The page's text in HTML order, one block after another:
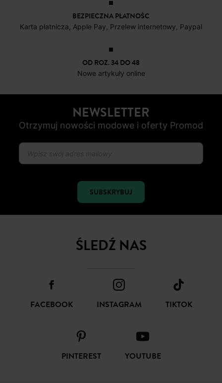
BEZPIECZNA PŁATNOŚC
Karta płatnicza, Apple Pay, Przelew internetowy, Paypal
OD ROZ. 34 DO 48
Nowe artykuły online
NEWSLETTER
Otrzymuj nowości modowe i oferty Promod
SUBSKRYBUJ
ŚLEDŹ NAS
FACEBOOK INSTAGRAM TIKTOK
PINTEREST YOUTUBE